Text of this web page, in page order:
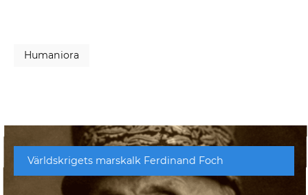
Humaniora
Världskrigets marskalk Ferdinand Foch